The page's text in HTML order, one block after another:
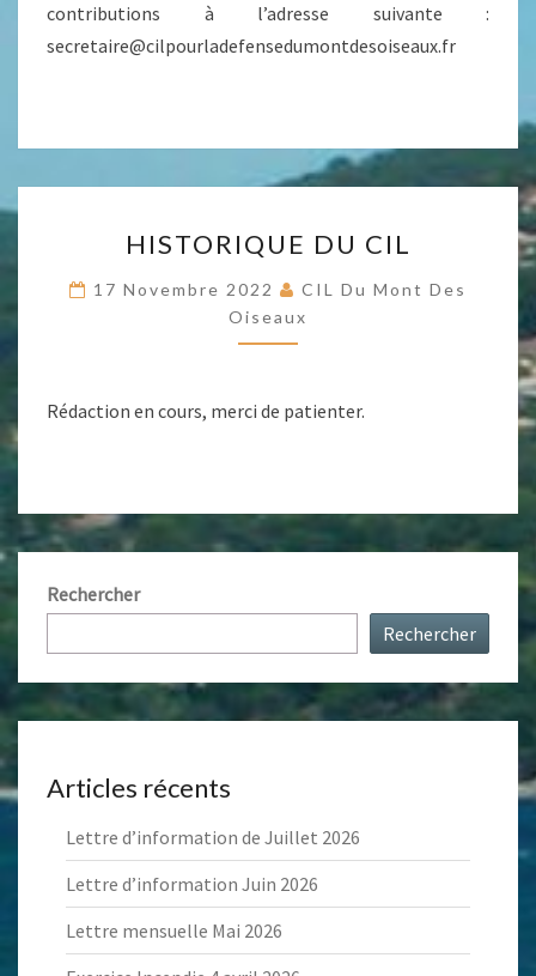
contributions à l’adresse suivante :
secretaire@cilpourladefensedumontdesoiseaux.fr
DU
HISTORIQUE DU CIL
17 Novembre 2022
CIL Du Mont Des
Oiseaux
Rédaction en cours, merci de patienter.
Rechercher
Rechercher
Articles récents
Lettre d’information de Juillet 2026
Lettre d’information Juin 2026
Lettre mensuelle Mai 2026